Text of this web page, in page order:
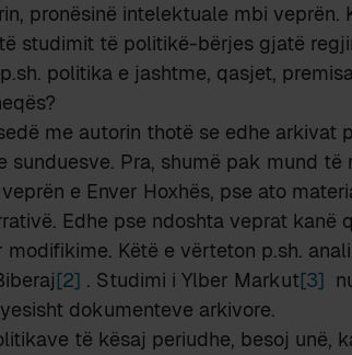
pronësinë intelektuale mbi veprën.
studimit të politikë-bërjes gjatë
politika e jashtme, qasjet,
me autorin thotë se edhe arkivat
sunduesve. Pra, shumë pak mund të
e Enver Hoxhës, pse ato
Edhe pse ndoshta veprat kanë
Këtë e vërteton p.sh.
[2] . Studimi i Ylber Markut[3]
dokumenteve arkivore.
të kësaj periudhe, besoj unë,